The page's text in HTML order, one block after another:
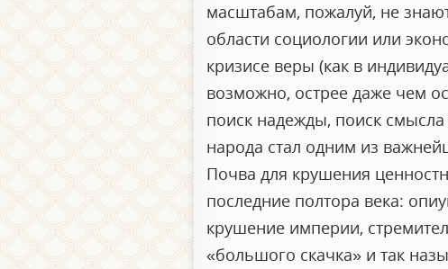
масштабам, пожалуй, не
области социологии или
кризисе веры (как в
возможно, острее даже чем
поиск надежды, поиск смысла
народа стал одним из
Почва для крушения
последние полтора века:
крушение империи,
«большого скачка» и так